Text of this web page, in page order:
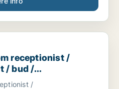
/ rengøringsassistent /
receptionist /
/ bud /
/